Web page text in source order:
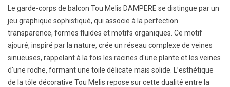
Le garde-corps de balcon Tou Melis DAMPERE se distingue par un
jeu graphique sophistiqué, qui associe à la perfection
transparence, formes fluides et motifs organiques. Ce motif
ajouré, inspiré par la nature, crée un réseau complexe de veines
sinueuses, rappelant à la fois les racines d'une plante et les veines
d'une roche, formant une toile délicate mais solide. L’esthétique
de la tôle décorative Tou Melis repose sur cette dualité entre la